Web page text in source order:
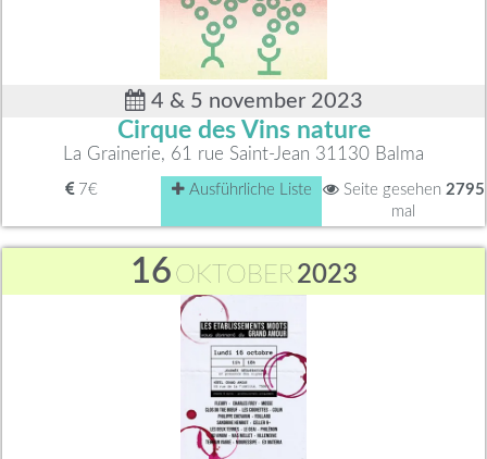
4 & 5 november 2023
Cirque des Vins nature
La Grainerie, 61 rue Saint-Jean 31130 Balma
7€ Ausführliche Liste Seite gesehen 2795
mal
16 OKTOBER 2023